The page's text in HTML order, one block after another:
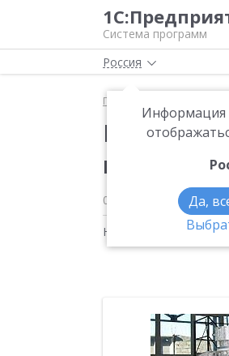
Система программ
Россия
Информация
Да,
Главная
помощью
06.08.2010
Новости на тему: